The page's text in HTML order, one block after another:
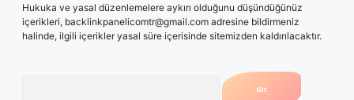
Hukuka ve yasal düzenlemelere aykırı olduğunu düşündüğünüz
içerikleri, backlinkpanelicomtr@gmail.com adresine bildirmeniz
halinde, ilgili içerikler yasal süre içerisinde sitemizden kaldırılacaktır.